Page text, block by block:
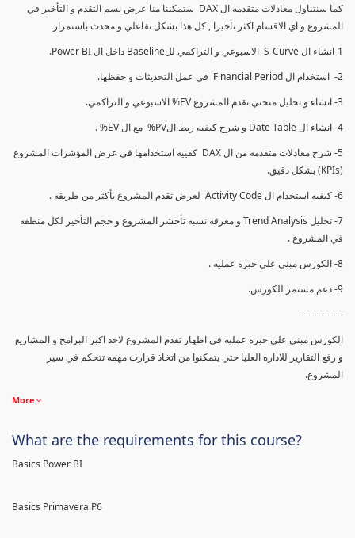
كما سنتناول معادلات متقدمه ال DAX ستمكننا منا عرض نسم التقدم و التأخير في
المشروع و اي الاقسام اكثر تأخيرا , كل هذا بشكل تفاعلي و محدث باستمرار.
1-انشاء ال S-Curve الاسبوعي و التراكمي للBaseline داخل ال Power BI.
2- استخدام ال Financial Period في عمل التحديثات و حفظها.
3- انشاء و تحليل منحني تقدم المشروع EV% الاسبوعي و التراكمي.
4- انشاء ال Date Table و شرح كيفيه ربط الPV% مع ال EV% .
5- شرح معادلات متقدمه من ال DAX كفييه استخدامها في عرض المؤشرات المشروع
(KPIs) بشكل دقيق.
6- كيفيه استخدام ال Activity Code لعرض تقدم المشروع بأكثر من طريقه .
7- تحليل Trend Analysis و معرفه نسبه تأخشر المشروع و حجم التأخير لكل منطقه
في المشروع .
8- الكورس مبني علي خبره عمليه .
9- دعم مستمر للكورس.
--------------
الكورس مبني علي خبره عمليه في اظهار تقدم المشروع لاحد اكبر البرامج و المشاريع
و رفع التقارير للاداره العليا حتي يتمكنوا من اتخاذ قرارت مهمه تتحكم في سير
المشروع.
More
What are the requirements for this course?
Basics Power BI
Basics Primavera P6